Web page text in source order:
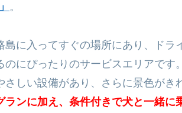
。
島に入ってすぐの場所にあり、ド
のにぴったりのサービスエリアです。
さしい設備があり、さらに景色がき
ンに加え、 条件付きで犬と一緒に